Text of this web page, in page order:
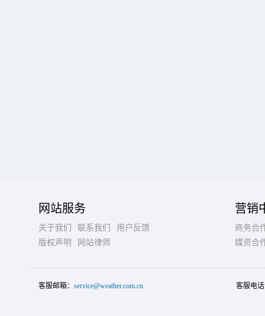
网站服务
关于我们 联系我们
用户反馈
版权声明
网站律师
营销
商务合
媒资合
客服邮箱： service@weather.com.cn 客服电